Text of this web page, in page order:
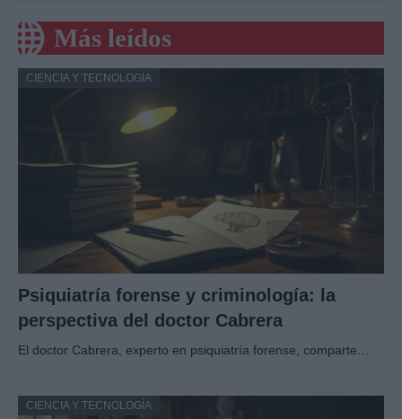
Más leídos
CIENCIA Y TECNOLOGÍA
Psiquiatría forense y criminología: la
perspectiva del doctor Cabrera
El doctor Cabrera, experto en psiquiatría forense, comparte…
CIENCIA Y TECNOLOGÍA